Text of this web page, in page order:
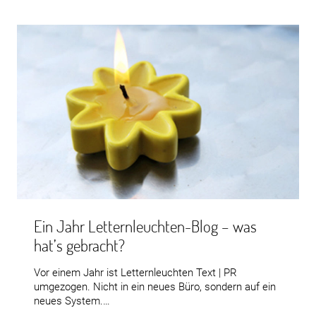
Ein Jahr Letternleuchten-Blog – was
hat’s gebracht?
Vor einem Jahr ist Letternleuchten Text | PR
umgezogen. Nicht in ein neues Büro, sondern auf ein
neues System.…